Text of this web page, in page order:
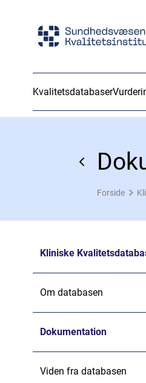
Kvalitetsdatabaser
Forside
Kliniske
Om databasen
Dokumentation
Viden fra databasen